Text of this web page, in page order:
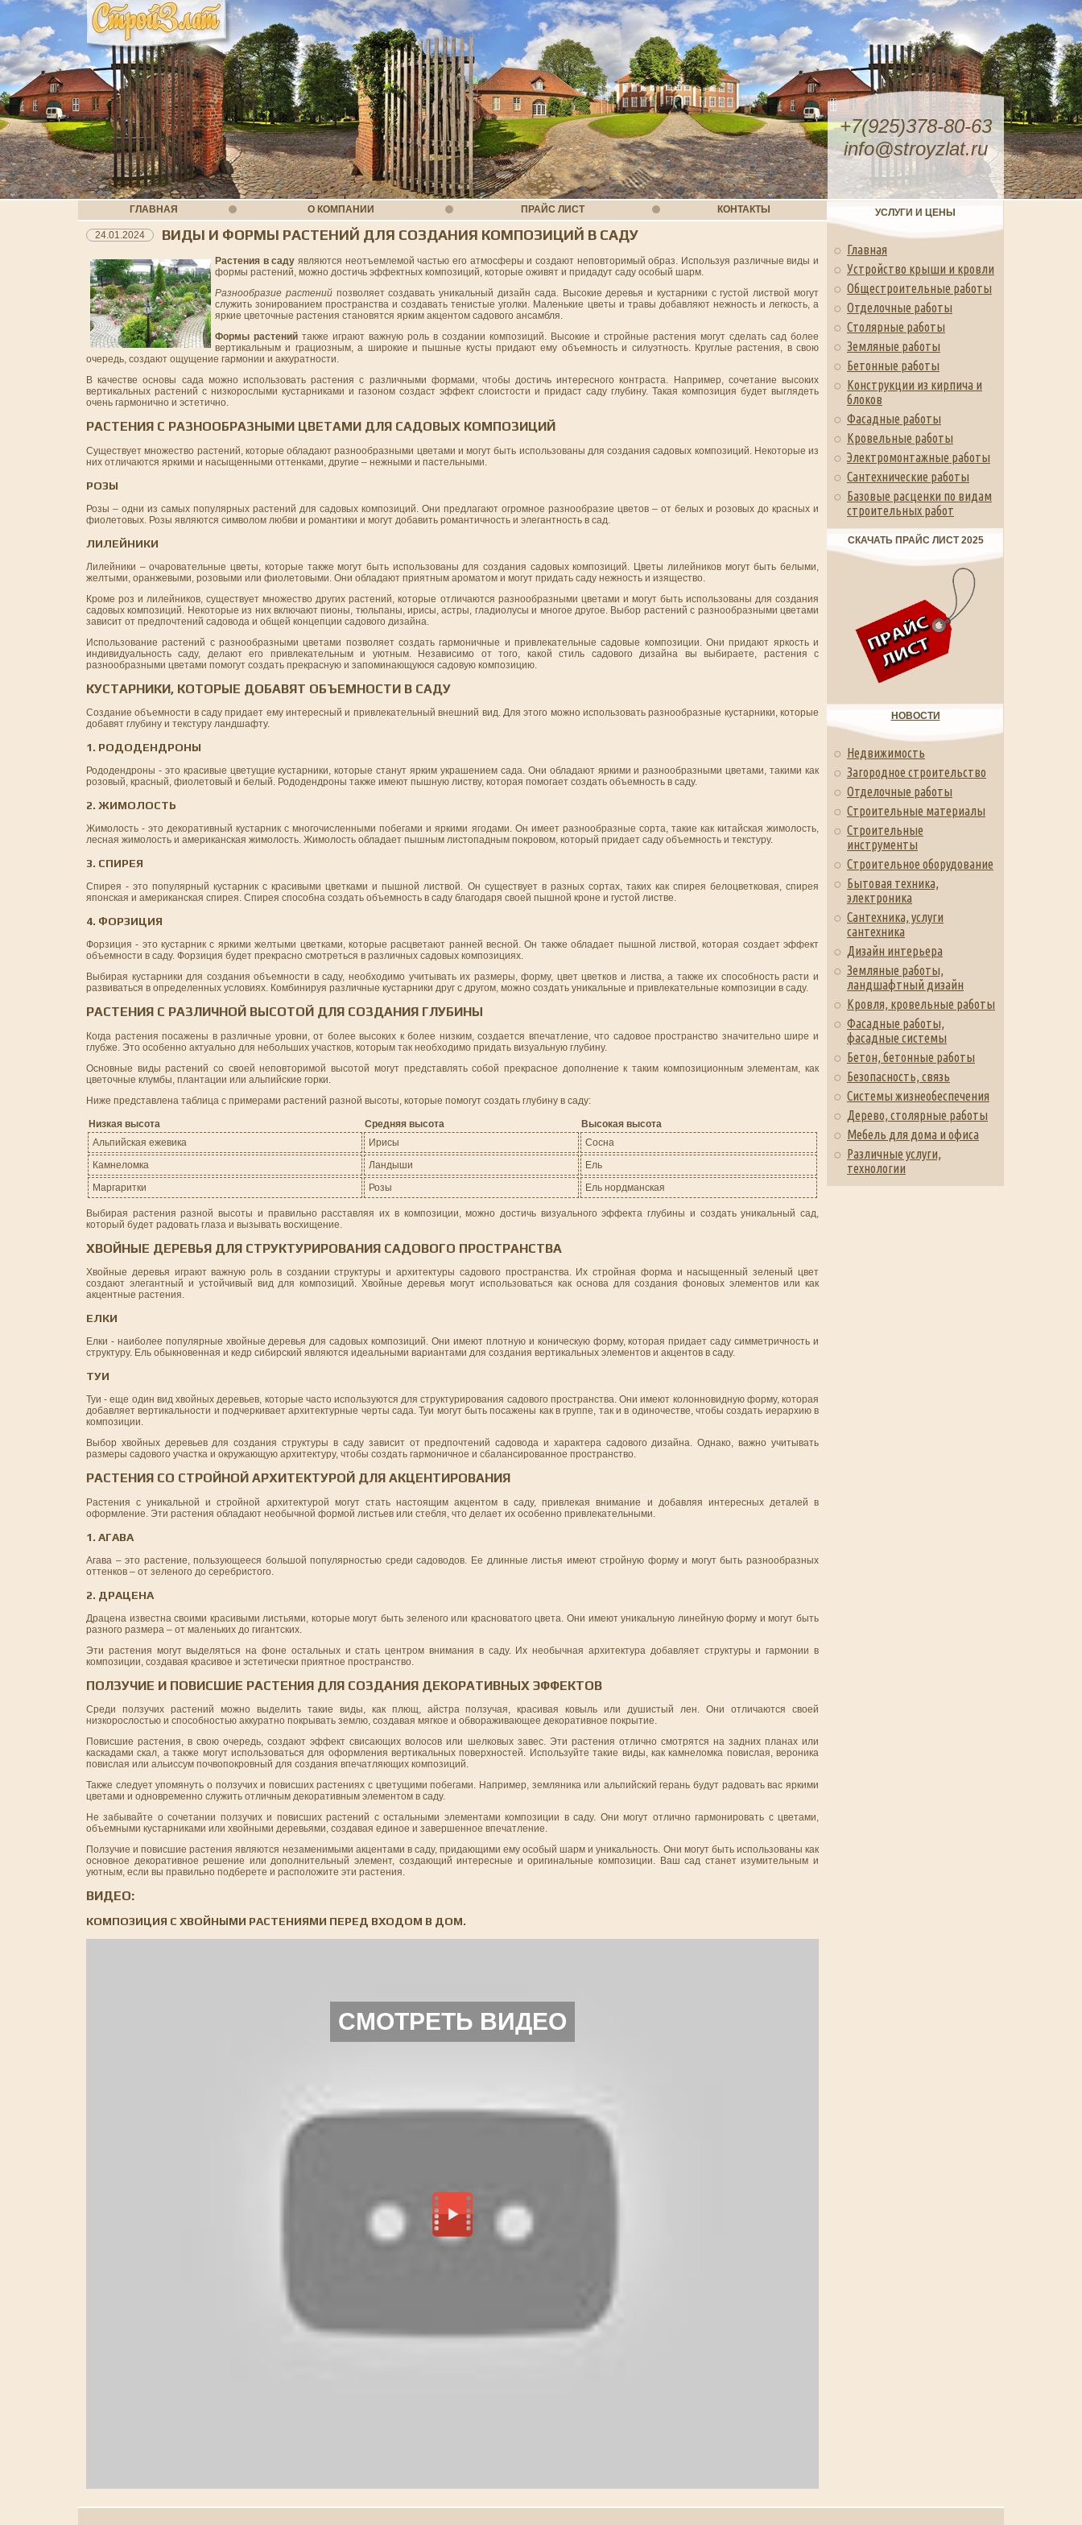
+7(925)378-80-63
info@stroyzlat.ru
ГЛАВНАЯ О КОМПАНИИ ПРАЙС ЛИСТ КОНТАКТЫ
24.01.2024 ВИДЫ И ФОРМЫ РАСТЕНИЙ ДЛЯ СОЗДАНИЯ КОМПОЗИЦИЙ В САДУ
Растения в саду являются неотъемлемой частью его атмосферы и создают неповторимый образ. Используя различные виды и
формы растений, можно достичь эффектных композиций, которые оживят и придадут саду особый шарм.
Разнообразие растенийпозволяет создавать уникальный дизайн сада. Высокие деревья и кустарники с густой листвой могут
служить зонированием пространства и создавать тенистые уголки. Маленькие цветы и травы добавляют нежность и легкость, а
яркие цветочные растения становятся ярким акцентом садового ансамбля.
Формы растений также играют важную роль в создании композиций. Высокие и стройные растения могут сделать сад более
вертикальным и грациозным, а широкие и пышные кусты придают ему объемность и силуэтность. Круглые растения, в свою
очередь, создают ощущение гармонии и аккуратности.
В качестве основы сада можно использовать растения с различными формами, чтобы достичь интересного контраста. Например, сочетание высоких
вертикальных растений с низкорослыми кустарниками и газоном создаст эффект слоистости и придаст саду глубину. Такая композиция будет выглядеть
очень гармонично и эстетично.
РАСТЕНИЯ С РАЗНООБРАЗНЫМИ ЦВЕТАМИ ДЛЯ САДОВЫХ КОМПОЗИЦИЙ
Существует множество растений, которые обладают разнообразными цветами и могут быть использованы для создания садовых композиций. Некоторые из
них отличаются яркими и насыщенными оттенками, другие – нежными и пастельными.
РОЗЫ
Розы – одни из самых популярных растений для садовых композиций. Они предлагают огромное разнообразие цветов – от белых и розовых до красных и
фиолетовых. Розы являются символом любви и романтики и могут добавить романтичность и элегантность в сад.
ЛИЛЕЙНИКИ
Лилейники – очаровательные цветы, которые также могут быть использованы для создания садовых композиций. Цветы лилейников могут быть белыми,
желтыми, оранжевыми, розовыми или фиолетовыми. Они обладают приятным ароматом и могут придать саду нежность и изящество.
Кроме роз и лилейников, существует множество других растений, которые отличаются разнообразными цветами и могут быть использованы для создания
садовых композиций. Некоторые из них включают пионы, тюльпаны, ирисы, астры, гладиолусы и многое другое. Выбор растений с разнообразными цветами
зависит от предпочтений садовода и общей концепции садового дизайна.
Использование растений с разнообразными цветами позволяет создать гармоничные и привлекательные садовые композиции. Они придают яркость и
индивидуальность саду, делают его привлекательным и уютным. Независимо от того, какой стиль садового дизайна вы выбираете, растения с
разнообразными цветами помогут создать прекрасную и запоминающуюся садовую композицию.
КУСТАРНИКИ, КОТОРЫЕ ДОБАВЯТ ОБЪЕМНОСТИ В САДУ
Создание объемности в саду придает ему интересный и привлекательный внешний вид. Для этого можно использовать разнообразные кустарники, которые
добавят глубину и текстуру ландшафту.
1. РОДОДЕНДРОНЫ
Рододендроны - это красивые цветущие кустарники, которые станут ярким украшением сада. Они обладают яркими и разнообразными цветами, такими как
розовый, красный, фиолетовый и белый. Рододендроны также имеют пышную листву, которая помогает создать объемность в саду.
2. ЖИМОЛОСТЬ
Жимолость - это декоративный кустарник с многочисленными побегами и яркими ягодами. Он имеет разнообразные сорта, такие как китайская жимолость,
лесная жимолость и американская жимолость. Жимолость обладает пышным листопадным покровом, который придает саду объемность и текстуру.
3. СПИРЕЯ
Спирея - это популярный кустарник с красивыми цветками и пышной листвой. Он существует в разных сортах, таких как спирея белоцветковая, спирея
японская и американская спирея. Спирея способна создать объемность в саду благодаря своей пышной кроне и густой листве.
4. ФОРЗИЦИЯ
Форзиция - это кустарник с яркими желтыми цветками, которые расцветают ранней весной. Он также обладает пышной листвой, которая создает эффект
объемности в саду. Форзиция будет прекрасно смотреться в различных садовых композициях.
Выбирая кустарники для создания объемности в саду, необходимо учитывать их размеры, форму, цвет цветков и листва, а также их способность расти и
развиваться в определенных условиях. Комбинируя различные кустарники друг с другом, можно создать уникальные и привлекательные композиции в саду.
РАСТЕНИЯ С РАЗЛИЧНОЙ ВЫСОТОЙ ДЛЯ СОЗДАНИЯ ГЛУБИНЫ
Когда растения посажены в различные уровни, от более высоких к более низким, создается впечатление, что садовое пространство значительно шире и
глубже. Это особенно актуально для небольших участков, которым так необходимо придать визуальную глубину.
Основные виды растений со своей неповторимой высотой могут представлять собой прекрасное дополнение к таким композиционным элементам, как
цветочные клумбы, плантации или альпийские горки.
Ниже представлена таблица с примерами растений разной высоты, которые помогут создать глубину в саду:
Низкая высота Средняя высота
Высокая высота
Альпийская ежевика
Ирисы
Сосна
Камнеломка
Ландыши
Ель
Маргаритки
Розы Ель нордманская
Выбирая растения разной высоты и правильно расставляя их в композиции, можно достичь визуального эффекта глубины и создать уникальный сад,
который будет радовать глаза и вызывать восхищение.
ХВОЙНЫЕ ДЕРЕВЬЯ ДЛЯ СТРУКТУРИРОВАНИЯ САДОВОГО ПРОСТРАНСТВА
Хвойные деревья играют важную роль в создании структуры и архитектуры садового пространства. Их стройная форма и насыщенный зеленый цвет
создают элегантный и устойчивый вид для композиций. Хвойные деревья могут использоваться как основа для создания фоновых элементов или как
акцентные растения.
ЕЛКИ
Елки - наиболее популярные хвойные деревья для садовых композиций. Они имеют плотную и коническую форму, которая придает саду симметричность и
структуру. Ель обыкновенная и кедр сибирский являются идеальными вариантами для создания вертикальных элементов и акцентов в саду.
ТУИ
Туи - еще один вид хвойных деревьев, которые часто используются для структурирования садового пространства. Они имеют колонновидную форму, которая
добавляет вертикальности и подчеркивает архитектурные черты сада. Туи могут быть посажены как в группе, так и в одиночестве, чтобы создать иерархию в
композиции.
Выбор хвойных деревьев для создания структуры в саду зависит от предпочтений садовода и характера садового дизайна. Однако, важно учитывать
размеры садового участка и окружающую архитектуру, чтобы создать гармоничное и сбалансированное пространство.
РАСТЕНИЯ СО СТРОЙНОЙ АРХИТЕКТУРОЙ ДЛЯ АКЦЕНТИРОВАНИЯ
Растения с уникальной и стройной архитектурой могут стать настоящим акцентом в саду, привлекая внимание и добавляя интересных деталей в
оформление. Эти растения обладают необычной формой листьев или стебля, что делает их особенно привлекательными.
1. АГАВА
Агава – это растение, пользующееся большой популярностью среди садоводов. Ее длинные листья имеют стройную форму и могут быть разнообразных
оттенков – от зеленого до серебристого.
2. ДРАЦЕНА
Драцена известна своими красивыми листьями, которые могут быть зеленого или красноватого цвета. Они имеют уникальную линейную форму и могут быть
разного размера – от маленьких до гигантских.
Эти растения могут выделяться на фоне остальных и стать центром внимания в саду. Их необычная архитектура добавляет структуры и гармонии в
композиции, создавая красивое и эстетически приятное пространство.
ПОЛЗУЧИЕ И ПОВИСШИЕ РАСТЕНИЯ ДЛЯ СОЗДАНИЯ ДЕКОРАТИВНЫХ ЭФФЕКТОВ
Среди ползучих растений можно выделить такие виды, как плющ, айстра ползучая, красивая ковыль или душистый лен. Они отличаются своей
низкорослостью и способностью аккуратно покрывать землю, создавая мягкое и обвораживающее декоративное покрытие.
Повисшие растения, в свою очередь, создают эффект свисающих волосов или шелковых завес. Эти растения отлично смотрятся на задних планах или
каскадами скал, а также могут использоваться для оформления вертикальных поверхностей. Используйте такие виды, как камнеломка повислая, вероника
повислая или альиссум почвопокровный для создания впечатляющих композиций.
Также следует упомянуть о ползучих и повисших растениях с цветущими побегами. Например, земляника или альпийский герань будут радовать вас яркими
цветами и одновременно служить отличным декоративным элементом в саду.
Не забывайте о сочетании ползучих и повисших растений с остальными элементами композиции в саду. Они могут отлично гармонировать с цветами,
объемными кустарниками или хвойными деревьями, создавая единое и завершенное впечатление.
Ползучие и повисшие растения являются незаменимыми акцентами в саду, придающими ему особый шарм и уникальность. Они могут быть использованы как
основное декоративное решение или дополнительный элемент, создающий интересные и оригинальные композиции. Ваш сад станет изумительным и
уютным, если вы правильно подберете и расположите эти растения.
ВИДЕО:
КОМПОЗИЦИЯ С ХВОЙНЫМИ РАСТЕНИЯМИ ПЕРЕД ВХОДОМ В ДОМ.
СМОТРЕТЬ ВИДЕО
УСЛУГИ И ЦЕНЫ
Главная
Устройство крыши и кровли
Общестроительные работы
Отделочные работы
Столярные работы
Земляные работы
Бетонные работы
Конструкции из кирпича и
блоков
Фасадные работы
Кровельные работы
Электромонтажные работы
Сантехнические работы
Базовые расценки по видам
строительных работ
СКАЧАТЬ ПРАЙС ЛИСТ 2025
НОВОСТИ
Недвижимость
Загородное строительство
Отделочные работы
Строительные материалы
Строительные
инструменты
Строительное оборудование
Бытовая техника,
электроника
Сантехника, услуги
сантехника
Дизайн интерьера
Земляные работы,
ландшафтный дизайн
Кровля, кровельные работы
Фасадные работы,
фасадные системы
Бетон, бетонные работы
Безопасность, связь
Системы жизнеобеспечения
Дерево, столярные работы
Мебель для дома и офиса
Различные услуги,
технологии